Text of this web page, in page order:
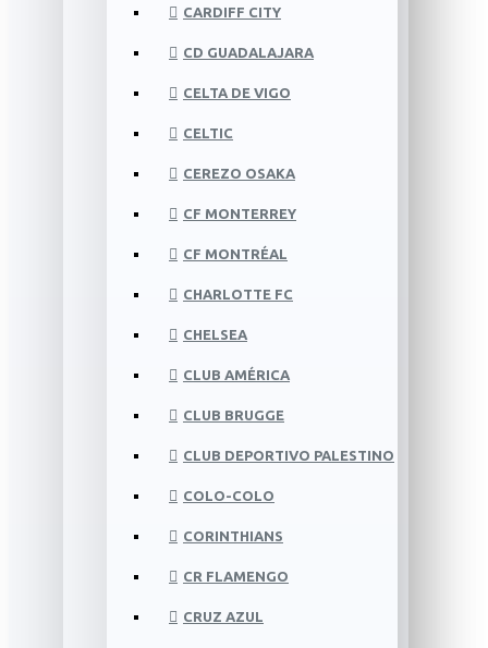
CARDIFF CITY
CD GUADALAJARA
CELTA DE VIGO
CELTIC
CEREZO OSAKA
CF MONTERREY
CF MONTRÉAL
CHARLOTTE FC
CHELSEA
CLUB AMÉRICA
CLUB BRUGGE
CLUB DEPORTIVO PALESTINO
COLO-COLO
CORINTHIANS
CR FLAMENGO
CRUZ AZUL